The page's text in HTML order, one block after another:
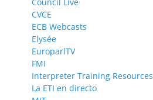
CVCE
ECB Webcasts
Elysée
EuroparlTV
FMI
Interpreter Training Resources
La ETI en directo